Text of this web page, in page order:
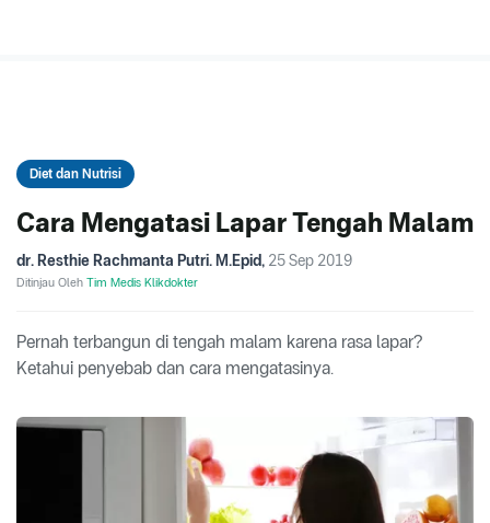
Diet dan Nutrisi
Cara Mengatasi Lapar Tengah Malam
dr. Resthie Rachmanta Putri. M.Epid, 25 Sep 2019
Ditinjau Oleh Tim Medis Klikdokter
Pernah terbangun di tengah malam karena rasa lapar?
Ketahui penyebab dan cara mengatasinya.